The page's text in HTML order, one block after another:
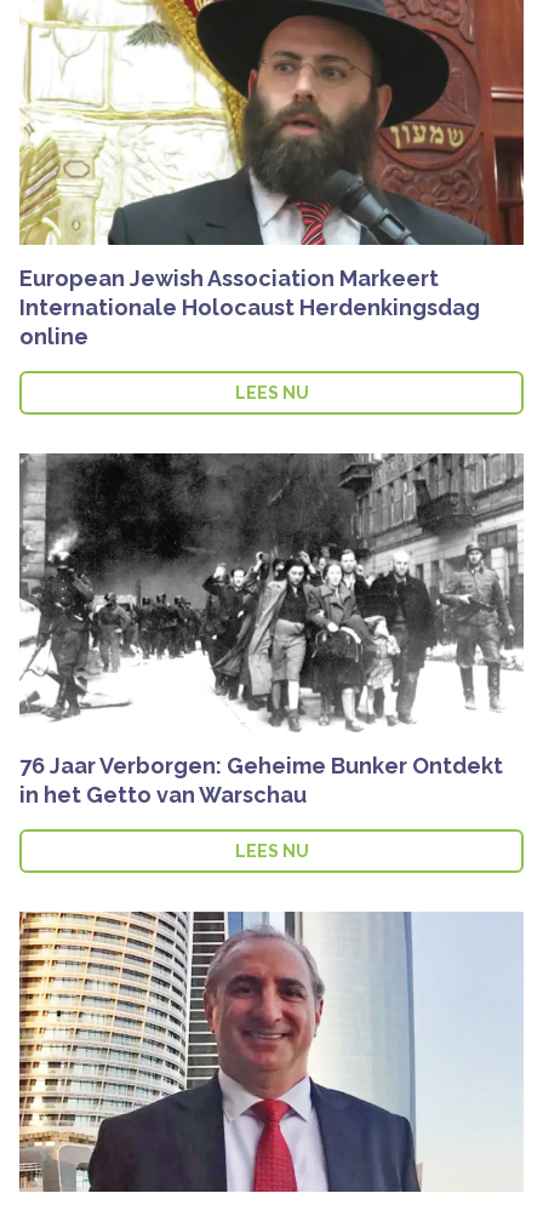
European Jewish Association Markeert
Internationale Holocaust Herdenkingsdag
online
LEES NU
76 Jaar Verborgen: Geheime Bunker Ontdekt
in het Getto van Warschau
LEES NU